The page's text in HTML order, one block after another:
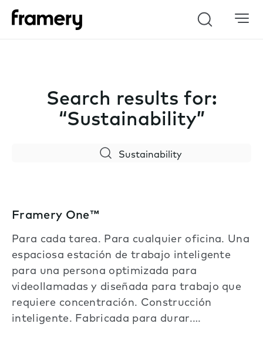
Search
Search results for:
“Sustainability”
Framery One™
Para cada tarea. Para cualquier oficina. Una
espaciosa estación de trabajo inteligente
para una persona optimizada para
videollamadas y diseñada para trabajo que
requiere concentración. Construcción
inteligente. Fabricada para durar.…